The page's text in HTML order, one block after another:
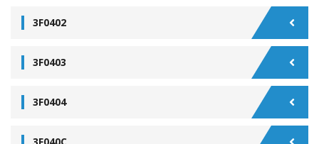
3F0402
3F0403
3F0404